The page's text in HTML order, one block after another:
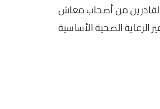
لغير القادرين من أصحاب معاش
الصحية الأساسية